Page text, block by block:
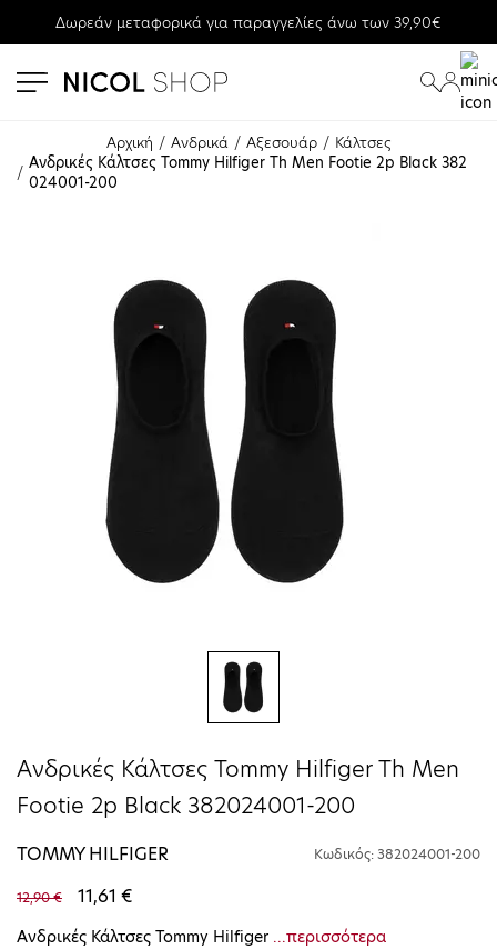
Δωρεάν μεταφορικά για παραγγελίες άνω των 39,90€
Αρχική Ανδρικά Αξεσουάρ
Κάλτσες
Ανδρικές Κάλτσες Tommy Hilfiger Th Men Footie 2p Black 382
024001-200
Ανδρικές Κάλτσες Tommy Hilfiger Th Men
Footie 2p Black 382024001-200
TOMMY HILFIGER Κωδικός: 382024001-200
12,90 € 11,61 €
Ανδρικές Κάλτσες Tommy Hilfiger ...περισσότερα